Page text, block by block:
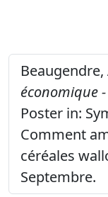
économique
Poster in:
Comment
céréales
Septembre.